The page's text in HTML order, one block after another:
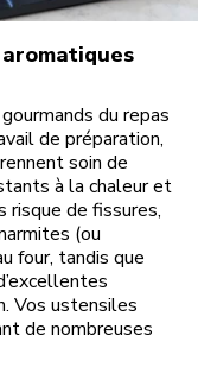
du repas
de préparation,
soin de
à la chaleur et
risque de fissures,
(ou
four, tandis que
Vos ustensiles
de nombreuses